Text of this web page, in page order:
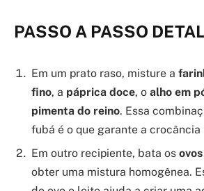
PASSO A PASSO
Em um prato raso, misture a
fino, a páprica doce, o alho em
pimenta do reino. Essa
fubá é o que garante a crocância
Em outro recipiente, bata os ovos
obter uma mistura homogênea.